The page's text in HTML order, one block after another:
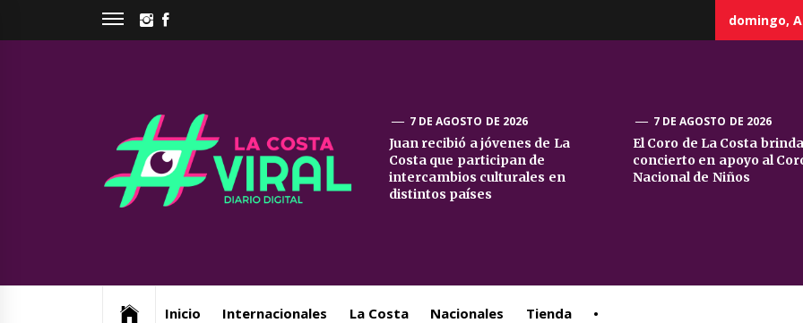
INSTAGRAM
domingo,
La
Costa
7 DE AGOSTO DE 2026
Juan recibió a jóvenes de La
Costa que participan de
intercambios culturales en
distintos países
7 DE AGOSTO DE 2026
El Coro de La Costa
concierto en apoyo al
Nacional de Niños
Inicio Internacionales La Costa Nacionales Tienda •